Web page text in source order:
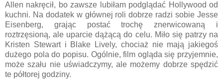
Allen nakręcił, bo zawsze lubiłam podglądać Hollywood od
kuchni. Na dodatek w głównej roli dobrze radzi sobie Jesse
Eisenberg, grając postać trochę znerwicowaną i
roztrzęsioną, ale uparcie dążącą do celu. Miło się patrzy na
Kristen Stewart i Blake Lively, chociaż nie mają jakiegoś
dużego pola do popisu. Ogólnie, film ogląda się przyjemnie,
może szału nie uświadczymy, ale możemy dobrze spędzić
te półtorej godziny.